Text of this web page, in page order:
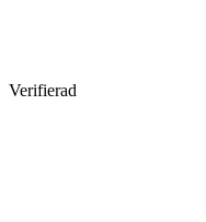
Verifierad